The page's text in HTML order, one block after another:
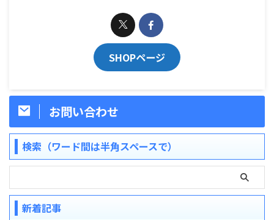
SHOPページ
お問い合わせ
検索（ワード間は半角スペースで）
新着記事